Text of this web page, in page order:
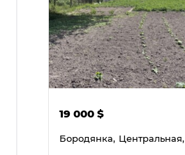
19 000$
Бородянка, Центральная,